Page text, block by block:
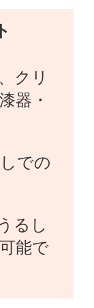
クリ
器・
での
るし
能で